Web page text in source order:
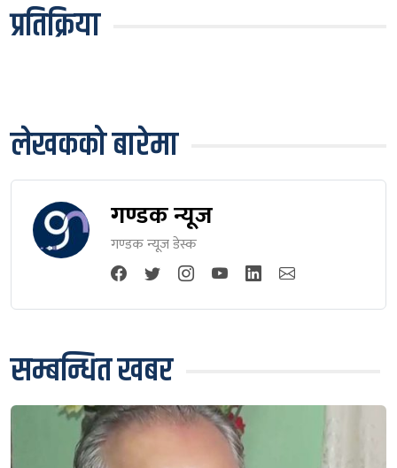
प्रतिक्रिया
लेखकको बारेमा
गण्डक न्यूज
गण्डक न्यूज डेस्क
सम्बन्धित खबर